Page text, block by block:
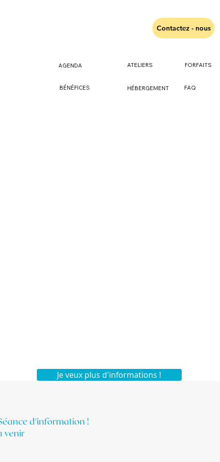
Contactez - nous
HÉBERGEMENT
FORFAITS
FAQ
AGENDA ATELIERS
BÉNÉFICES
Je veux plus d'informations !
d'information !
venir